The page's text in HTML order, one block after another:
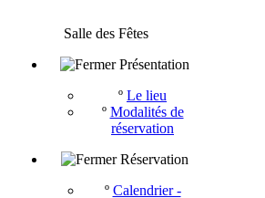
Salle des Fêtes
Présentation
º Le lieu
º Modalités de
réservation
Réservation
º Calendrier -